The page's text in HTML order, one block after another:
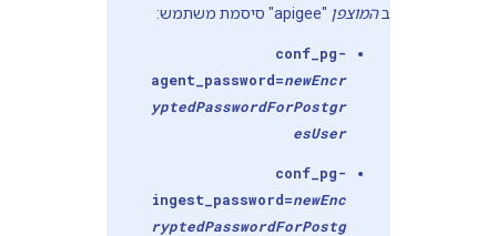
בהמוצפן "apigee" סיסמת משתמש:
conf_pg-
agent_password=newEncr
yptedPasswordForPostgr
esUser
conf_pg-
ingest_password=newEnc
ryptedPasswordForPostg